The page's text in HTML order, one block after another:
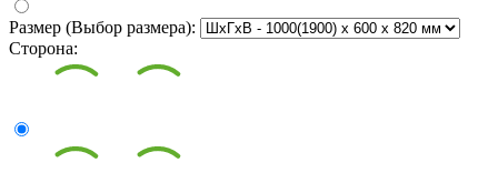
Размер (Выбор размера):
Сторона: